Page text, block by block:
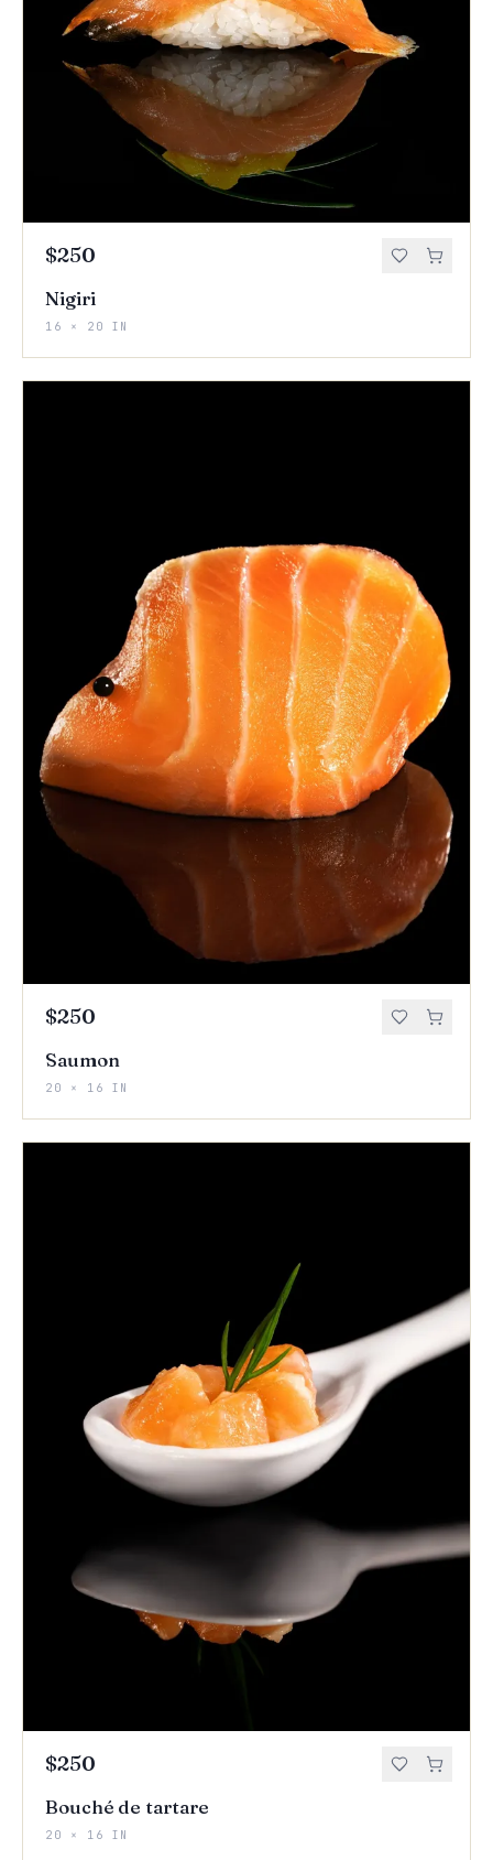
$250
Nigiri
16 × 20 IN
$250
Saumon
20 × 16 IN
$250
Bouché de tartare
20 × 16 IN